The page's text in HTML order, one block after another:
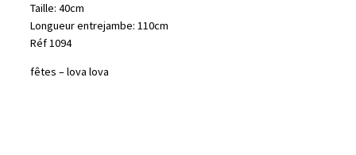
Taille: 40cm
Longueur entrejambe: 110cm
Réf 1094
fêtes – lova lova